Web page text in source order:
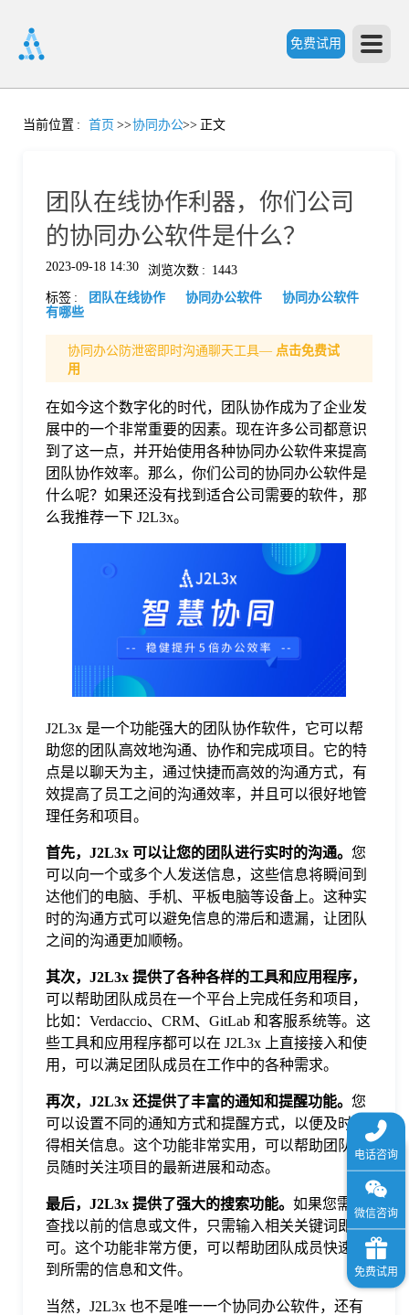
免费试用
首
格
题
当前位置 : 首页 >>协同办公>> 正文
团队在线协作利器，你们公司
的协同办公软件是什么？
2023-09-18 14:30 浏览次数 : 1443
标签 : 团队在线协作 协同办公软件
协同办公软件
有哪些
协同办公防泄密即时沟通聊天工具— 点击免费试
用
在如今这个数字化的时代，团队协作成为了企业发
展中的一个非常重要的因素。现在许多公司都意识
到了这一点，并开始使用各种协同办公软件来提高
团队协作效率。那么，你们公司的协同办公软件是
什么呢？如果还没有找到适合公司需要的软件，那
么我推荐一下 J2L3x。
J2L3x 是一个功能强大的团队协作软件，它可以帮
助您的团队高效地沟通、协作和完成项目。它的特
点是以聊天为主，通过快捷而高效的沟通方式，有
效提高了员工之间的沟通效率，并且可以很好地管
理任务和项目。
首先，J2L3x 可以让您的团队进行实时的沟通。 您
可以向一个或多个人发送信息，这些信息将瞬间到
达他们的电脑、手机、平板电脑等设备上。这种实
时的沟通方式可以避免信息的滞后和遗漏，让团队
之间的沟通更加顺畅。
其次，J2L3x 提供了各种各样的工具和应用程序，
可以帮助团队成员在一个平台上完成任务和项目，
比如：Verdaccio、CRM、GitLab 和客服系统等。这
些工具和应用程序都可以在 J2L3x 上直接接入和使
用，可以满足团队成员在工作中的各种需求。
再次，J2L3x 还提供了丰富的通知和提醒功能。 您
可以设置不同的通知方式和提醒方式，以便及时获
得相关信息。这个功能非常实用，可以帮助团队成
员随时关注项目的最新进展和动态。
最后，J2L3x 提供了强大的搜索功能。 如果您需要
查找以前的信息或文件，只需输入相关关键词即
可。这个功能非常方便，可以帮助团队成员快速找
到所需的信息和文件。
当然，J2L3x 也不是唯一一个协同办公软件，还有